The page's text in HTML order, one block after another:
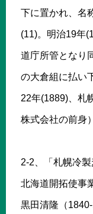
下に置かれ、名
(11)。明治19年
道庁所管となり
の大倉組に払い
22年(1889)、札
株式会社の前身
2-2、「札幌冷
北海道開拓使事
黒田清隆（